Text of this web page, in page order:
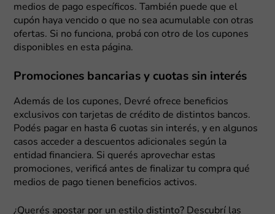
medios de pago específicos. También puede que el
cupón haya vencido o que no sea acumulable con otras
ofertas. Si no funciona, probá con otro de los cupones
disponibles en esta página.
Promociones bancarias y cuotas sin interés
Además de los cupones, Devré ofrece beneficios
exclusivos con tarjetas de crédito de distintos bancos.
Podés pagar en hasta 6 cuotas sin interés, y en algunos
casos acceder a descuentos adicionales según la
entidad financiera. Si querés aprovechar estas
promociones, verificá antes de finalizar tu compra qué
medios de pago tienen beneficios activos.
¿Querés apostar por un estilo distinto? Descubrí las